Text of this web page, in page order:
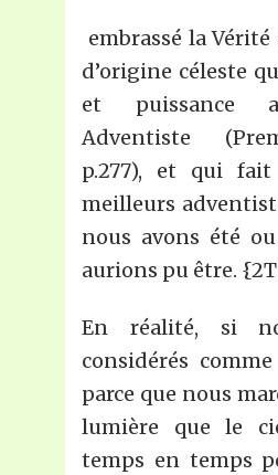
embrassé la
d’origine céleste
et puissance
Adventiste
p.277), et qui
meilleurs
nous avons été
aurions pu être.
En réalité, si
considérés
parce que nous
lumière que le
temps en temps